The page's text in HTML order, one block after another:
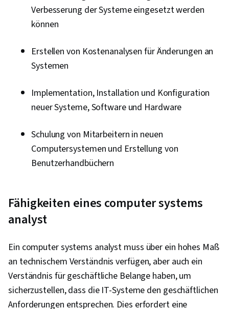
Verbesserung der Systeme eingesetzt werden
können
Erstellen von Kostenanalysen für Änderungen an
Systemen
Implementation, Installation und Konfiguration
neuer Systeme, Software und Hardware
Schulung von Mitarbeitern in neuen
Computersystemen und Erstellung von
Benutzerhandbüchern
Fähigkeiten eines computer systems
analyst
Ein computer systems analyst muss über ein hohes Maß
an technischem Verständnis verfügen, aber auch ein
Verständnis für geschäftliche Belange haben, um
sicherzustellen, dass die IT-Systeme den geschäftlichen
Anforderungen entsprechen. Dies erfordert eine